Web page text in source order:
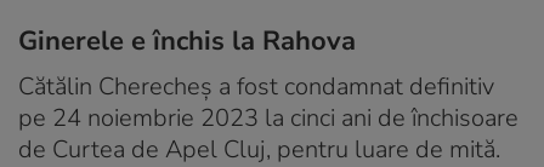
Ginerele e închis la Rahova
Cătălin Cherecheș a fost condamnat definitiv
pe 24 noiembrie 2023 la cinci ani de închisoare
de Curtea de Apel Cluj, pentru luare de mită.